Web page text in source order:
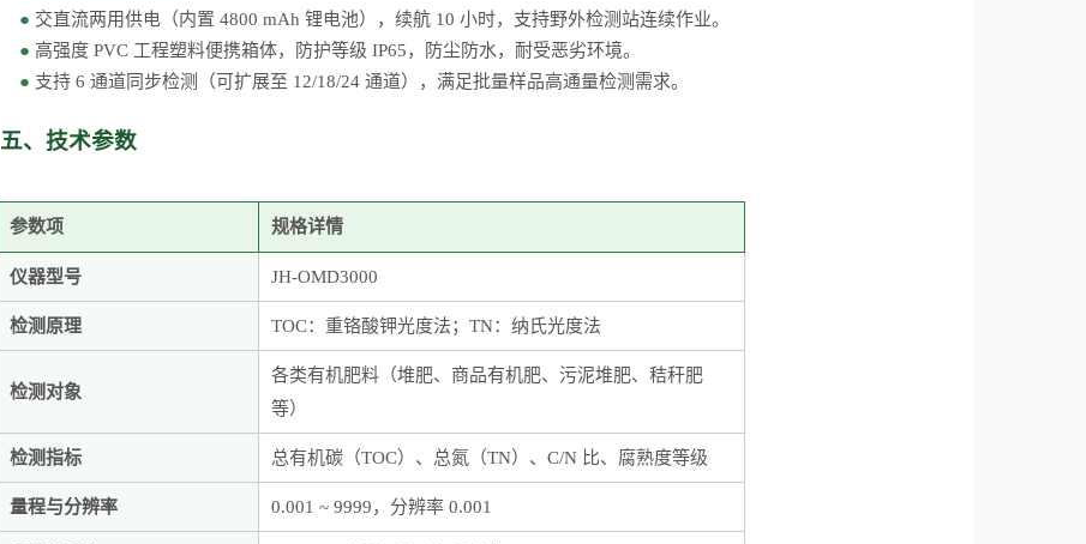
● 交直流两用供电（内置 4800 mAh 锂电池），续航 10 小时，支持野外检测站连续作业。
● 高强度PVC 工程塑料便携箱体，防护等级 IP65，防尘防水，耐受恶劣环境。
● 支持6 通道同步检测（可扩展至 12/18/24 通道），满足批量样品高通量检测需求。
五、技术参数
参数项 规格详情
仪器型号 JH-OMD3000
检测原理 TOC： 重铬酸钾光度法； TN： 纳氏光度法
检测对象
各类有机肥料（堆肥、商品有机肥、污泥堆肥、秸秆肥
等）
检测指标 总有机碳（TOC）、总氮（TN）、C/N 比、腐熟度等级
量程与分辨率 0.001 ~ 9999，分辨率 0.001